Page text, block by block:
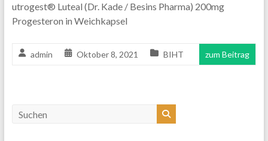
utrogest® Luteal (Dr. Kade / Besins Pharma) 200mg
Progesteron in Weichkapsel
admin Oktober 8, 2021 BIHT zum Beitrag